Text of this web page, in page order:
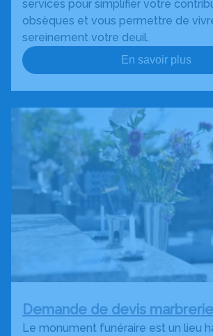
services pour simplifier votre
obsèques et vous permettre de
sereinement votre deuil.
En savoir plus
Demande de devis marbrerie
Le monument funéraire est un lieu